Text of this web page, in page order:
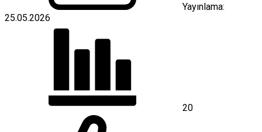
Yayınlama:
25.05.2026
20